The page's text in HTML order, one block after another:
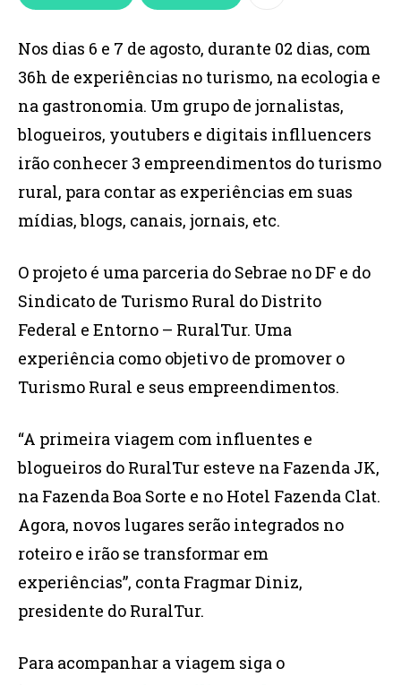
Nos dias 6 e 7 de agosto, durante 02 dias, com
36h de experiências no turismo, na ecologia e
na gastronomia. Um grupo de jornalistas,
blogueiros, youtubers e digitais inflluencers
irão conhecer 3 empreendimentos do turismo
rural, para contar as experiências em suas
mídias, blogs, canais, jornais, etc.
O projeto é uma parceria do Sebrae no DF e do
Sindicato de Turismo Rural do Distrito
Federal e Entorno – RuralTur. Uma
experiência como objetivo de promover o
Turismo Rural e seus empreendimentos.
“A primeira viagem com influentes e
blogueiros do RuralTur esteve na Fazenda JK,
na Fazenda Boa Sorte e no Hotel Fazenda Clat.
Agora, novos lugares serão integrados no
roteiro e irão se transformar em
experiências”, conta Fragmar Diniz,
presidente do RuralTur.
Para acompanhar a viagem siga o